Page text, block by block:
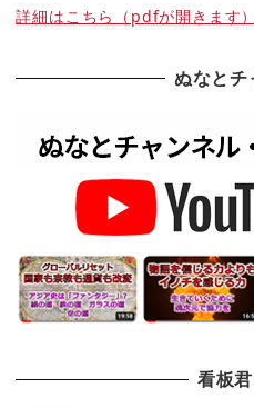
詳細はこちら（pdfが開きます）
ぬなと
看板